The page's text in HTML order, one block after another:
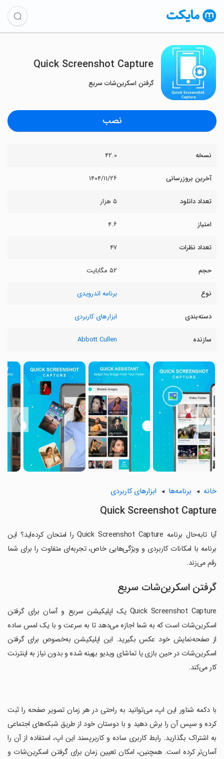
Quick Screenshot Capture
گرفتن اسکرین‌شات سریع
نصب
نسخه ۴۲.۰
آخرین بروزرسانی ۱۴۰۴/۱۱/۲۶
تعداد دانلود ۵ هزار
امتیاز ۴.۶
تعداد نظرات ۴۷
حجم ۵۲ مگابایت
نوع برنامه اندرویدی
دسته‌بندی ابزارهای کاربردی
سازنده Abbott Cullen
〈
〉
خانه برنامه‌ها ابزارهای کاربردی
Quick Screenshot Capture
آیا تابه‌حال برنامه Quick Screenshot Capture را امتحان کرده‌اید؟ این
برنامه با امکانات کاربردی و ویژگی‌هایی خاص، تجربه‌ای متفاوت را برای شما
رقم می‌زند.
گرفتن اسکرین‌شات سریع
Quick Screenshot Capture یک اپلیکیشن سریع و آسان برای گرفتن
اسکرین‌شات است که به شما اجازه می‌دهد تا به سرعت و با یک لمس ساده
از صفحه‌نمایش خود عکس بگیرید. این اپلیکیشن به‌خصوص برای گرفتن
اسکرین‌شات در حین بازی یا تماشای ویدیو بهینه شده و بدون نیاز به اینترنت
کار می‌کند.
‏با دکمه شناور این اپ، می‌توانید به راحتی در هر زمان تصویر صفحه را ثبت
کرده و سپس آن را برش دهید و با دوستان خود از طریق شبکه‌های اجتماعی
به اشتراک بگذارید. رابط کاربری ساده و کاربرپسند این اپ، استفاده از آن را
آسان‌تر کرده است. همچنین، امکان تعیین زمان برای گرفتن اسکرین‌شات و